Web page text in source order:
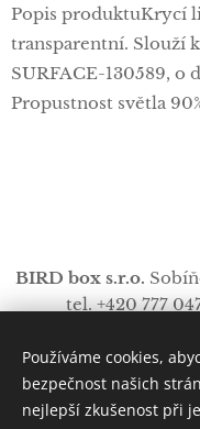
Popis produktuKrycí
transparentní. Slouží
SURFACE-130589,
Propustnost světla
BIRD box s.r.o.
tel. +420 777
https://www.facebo
Používáme cookies,
bezpečnost našich
nejlepší zkušenost při